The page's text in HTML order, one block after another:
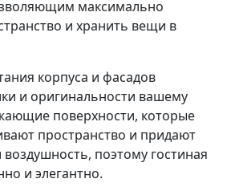
максимально
и хранить вещи в
корпуса и фасадов
и оригинальности вашему
поверхности, которые
пространство и придают
поэтому гостиная
и элегантно.